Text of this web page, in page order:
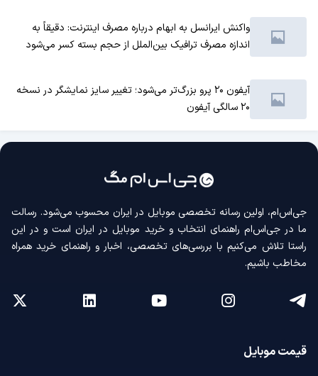
واکنش ایرانسل به ابهام درباره مصرف اینترنت: دقیقاً به
اندازه مصرف ترافیک بین‌الملل از حجم بسته کسر می‌شود
آیفون ۲۰ پرو بزرگ‌تر می‌شود؛ تغییر سایز نمایشگر در نسخه
۲۰ سالگی آیفون
جی‌اس‌ام، اولین رسانه‌ تخصصی موبایل در ایران محسوب می‌شود. رسالت
ما در جی‌اس‌ام راهنمای انتخاب و خرید موبایل در ایران است و در این
راستا تلاش می‌کنیم با بررسی‌های تخصصی، اخبار و راهنمای خرید همراه
مخاطب باشیم.
قیمت موبایل